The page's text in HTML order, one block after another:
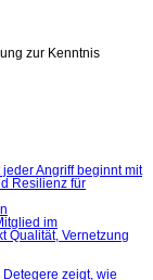
zur Kenntnis